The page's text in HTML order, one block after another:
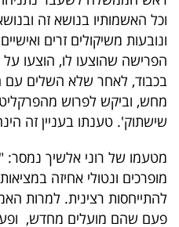
וכל האשמותיו בנושא זה
ונובעות משיקולים זרים
הפרישה שהוצעו לו, הוצעו
בכבוד, לאחר שלא השלים
מחש, וביקש לפרוש
שישתוק'. טענתו בעניין זה
מטעמו של רוני אלשיך נמסר:
מופרכים ונטולי אחיזה
להתייחסות רצינית. למרות
פעם שהם מועלים מחדש,